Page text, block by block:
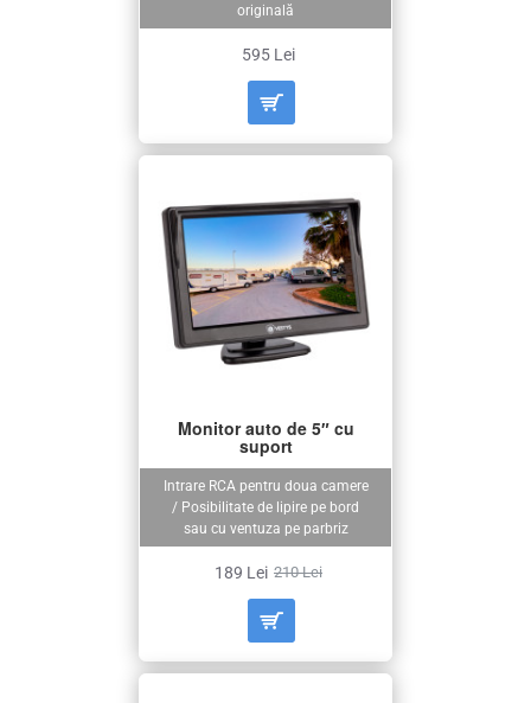
originală
595 Lei
Intrare RCA pentru doua camere
/ Posibilitate de lipire pe bord
sau cu ventuza pe parbriz
Monitor auto de 5″ cu
suport
189 Lei 210 Lei